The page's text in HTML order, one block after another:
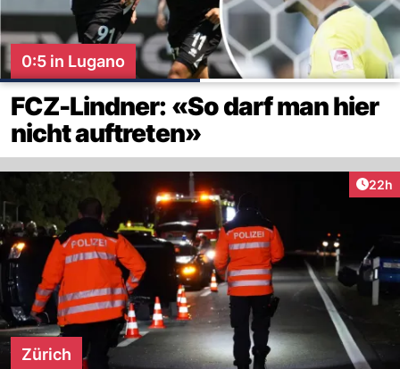
0:5 in Lugano
FCZ-Lindner: «So darf man hier
nicht auftreten»
22h
Zürich